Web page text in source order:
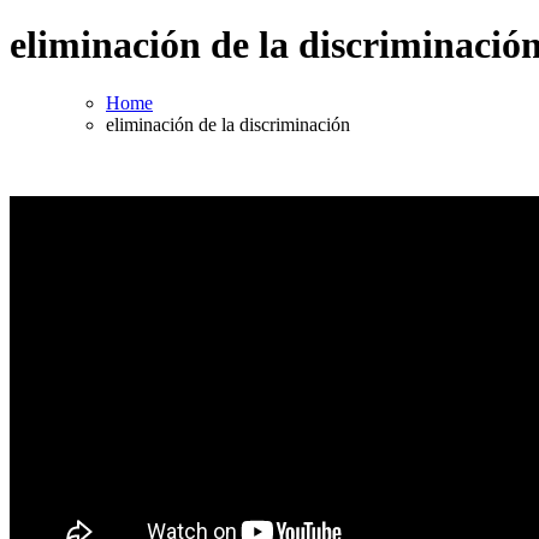
eliminación de la
Home
eliminación de la discriminación